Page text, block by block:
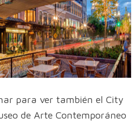
para ver también el City
de Arte Contemporáneo